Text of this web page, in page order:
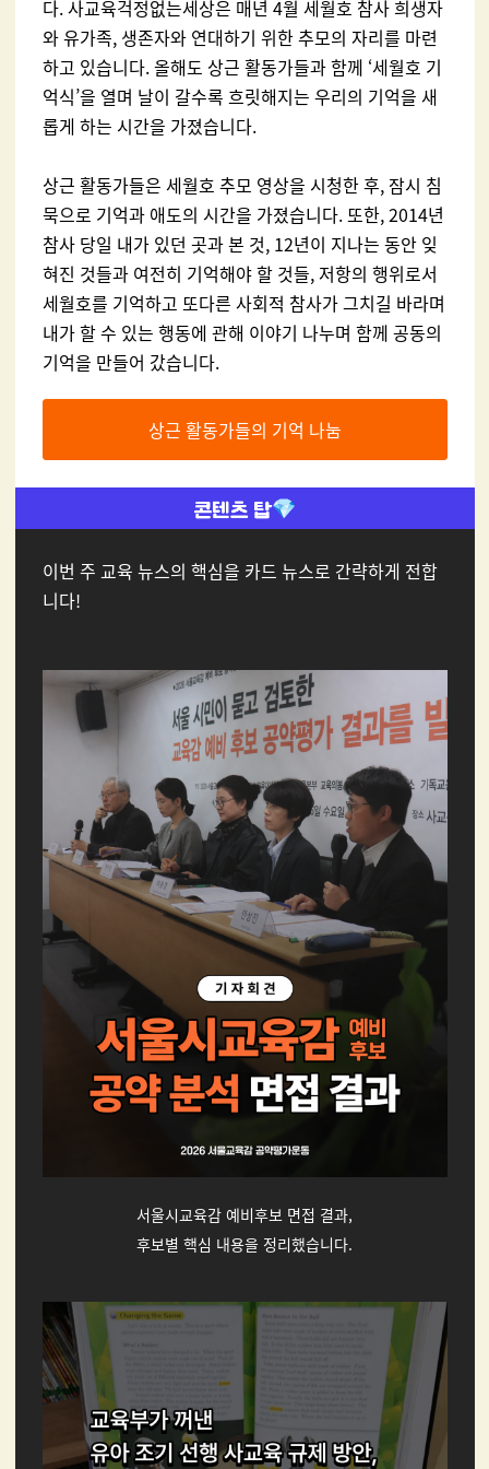
다. 사교육걱정없는세상은 매년 4월 세월호 참사 희생자
와 유가족, 생존자와 연대하기 위한 추모의 자리를 마련
하고 있습니다. 올해도 상근 활동가들과 함께 ‘세월호 기
억식’을 열며 날이 갈수록 흐릿해지는 우리의 기억을 새
롭게 하는 시간을 가졌습니다.
상근 활동가들은 세월호 추모 영상을 시청한 후, 잠시 침
묵으로 기억과 애도의 시간을 가졌습니다. 또한, 2014년
참사 당일 내가 있던 곳과 본 것, 12년이 지나는 동안 잊
혀진 것들과 여전히 기억해야 할 것들, 저항의 행위로서
세월호를 기억하고 또다른 사회적 참사가 그치길 바라며
내가 할 수 있는 행동에 관해 이야기 나누며 함께 공동의
기억을 만들어 갔습니다.
상근 활동가들의 기억 나눔
이번 주 교육 뉴스의 핵심을 카드 뉴스로 간략하게 전합
니다!
서울시교육감 예비후보 면접 결과,
후보별 핵심 내용을 정리했습니다.